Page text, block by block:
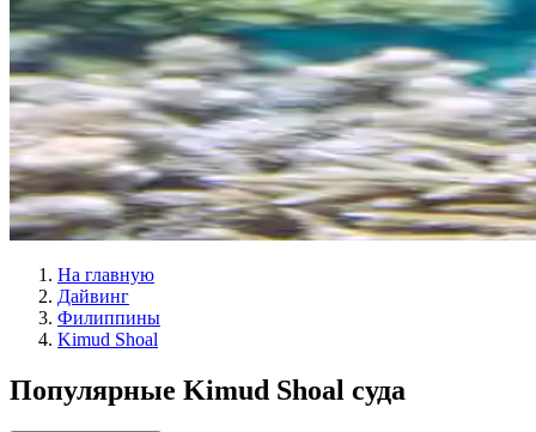
На главную
Дайвинг
Филиппины
Kimud Shoal
Популярные Kimud Shoal суда